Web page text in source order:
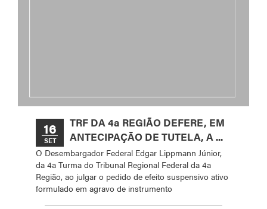
16
SET
TRF DA 4a REGIÃO DEFERE, EM
ANTECIPAÇÃO DE TUTELA, A ...
O Desembargador Federal Edgar Lippmann Júnior,
da 4a Turma do Tribunal Regional Federal da 4a
Região, ao julgar o pedido de efeito suspensivo ativo
formulado em agravo de instrumento